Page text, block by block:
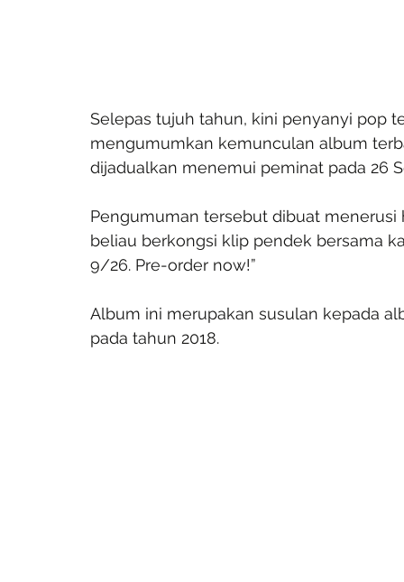
Selepas tujuh tahun, kini penyanyi pop
mengumumkan kemunculan album
dijadualkan menemui peminat pada 26
Pengumuman tersebut dibuat menerusi
beliau berkongsi klip pendek bersama
9/26. Pre-order now!”
Album ini merupakan susulan kepada
pada tahun 2018.